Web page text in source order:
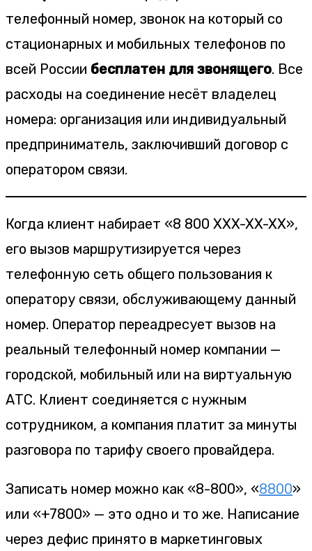
телефонный номер, звонок на который со
стационарных и мобильных телефонов по
всей России бесплатен для звонящего. Все
расходы на соединение несёт владелец
номера: организация или индивидуальный
предприниматель, заключивший договор с
оператором связи.
Когда клиент набирает «8 800 XXX-XX-XX»,
его вызов маршрутизируется через
телефонную сеть общего пользования к
оператору связи, обслуживающему данный
номер. Оператор переадресует вызов на
реальный телефонный номер компании —
городской, мобильный или на виртуальную
АТС. Клиент соединяется с нужным
сотрудником, а компания платит за минуты
разговора по тарифу своего провайдера.
Записать номер можно как «8-800», «8800»
или «+7800» — это одно и то же. Написание
через дефис принято в маркетинговых